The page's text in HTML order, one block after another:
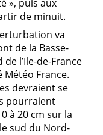
», puis aux
de minuit.
va
de la Basse-
l’Ile-de-France
Météo France.
devraient se
pourraient
à 20 cm sur la
sud du Nord-